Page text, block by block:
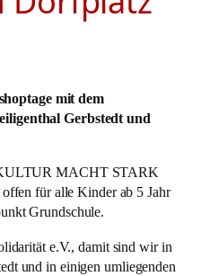
mit dem
Gerbstedt und
KULTUR MACHT STARK
für alle Kinder ab 5 Jahr
Grundschule.
e.V., damit sind wir in
und in einigen umliegenden